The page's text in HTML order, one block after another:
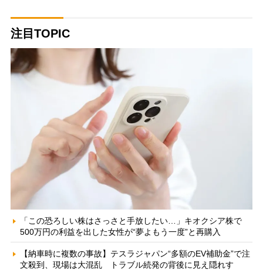
注目TOPIC
「この恐ろしい株はさっさと手放したい…」キオクシア株で
500万円の利益を出した女性が“夢よもう一度”と再購入
【納車時に複数の事故】テスラジャパン“多額のEV補助金”で注
文殺到、現場は大混乱 トラブル続発の背後に見え隠れす